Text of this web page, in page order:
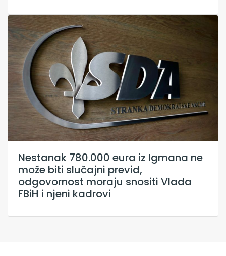
Nestanak 780.000 eura iz Igmana ne
može biti slučajni previd,
odgovornost moraju snositi Vlada
FBiH i njeni kadrovi